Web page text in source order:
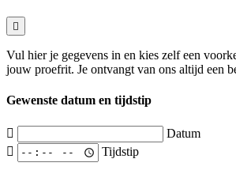
Vul hier je gegevens in en kies zelf een
jouw proefrit. Je ontvangt van ons altijd een
Gewenste datum en tijdstip
Datum
Tijdstip